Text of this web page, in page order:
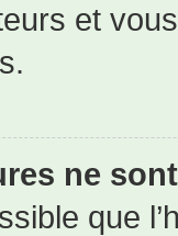
et
ne
que